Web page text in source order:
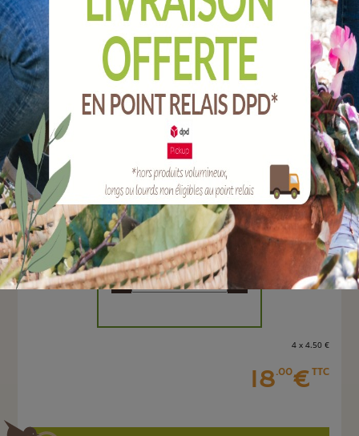
Pistolet d'arrosage PVC/métal tri-matière
multijets automatique.
Ref : A1308
EAN :
Marque :
SOERGEN Distribution
Quantité :
Unité
- +
4 x 4.50€
18.00€TTC